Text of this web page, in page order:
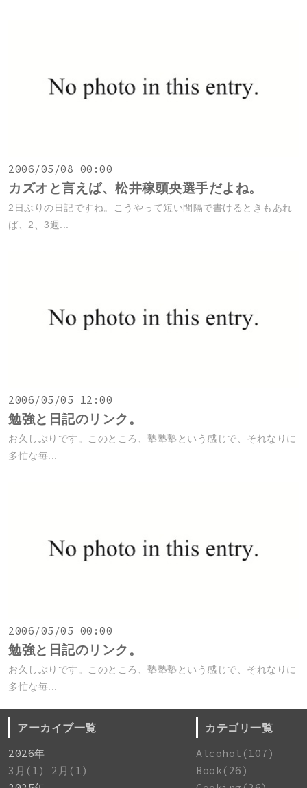
2006/05/08 00:00
カズオと言えば、松井稼頭央選手だよね。
2日ぶりの日記ですね。こうやって短い間隔で書けるときもあれ
ば、2、3週...
2006/05/05 12:00
勉強と日記のリンク。
お久しぶりです。このところ、塾塾塾という感じで、それなりに
多忙な毎...
2006/05/05 00:00
勉強と日記のリンク。
お久しぶりです。このところ、塾塾塾という感じで、それなりに
多忙な毎...
アーカイブ一覧
2026年
3月(1)
2月(1)
カテゴリ一覧
Alcohol(107)
Book(26)